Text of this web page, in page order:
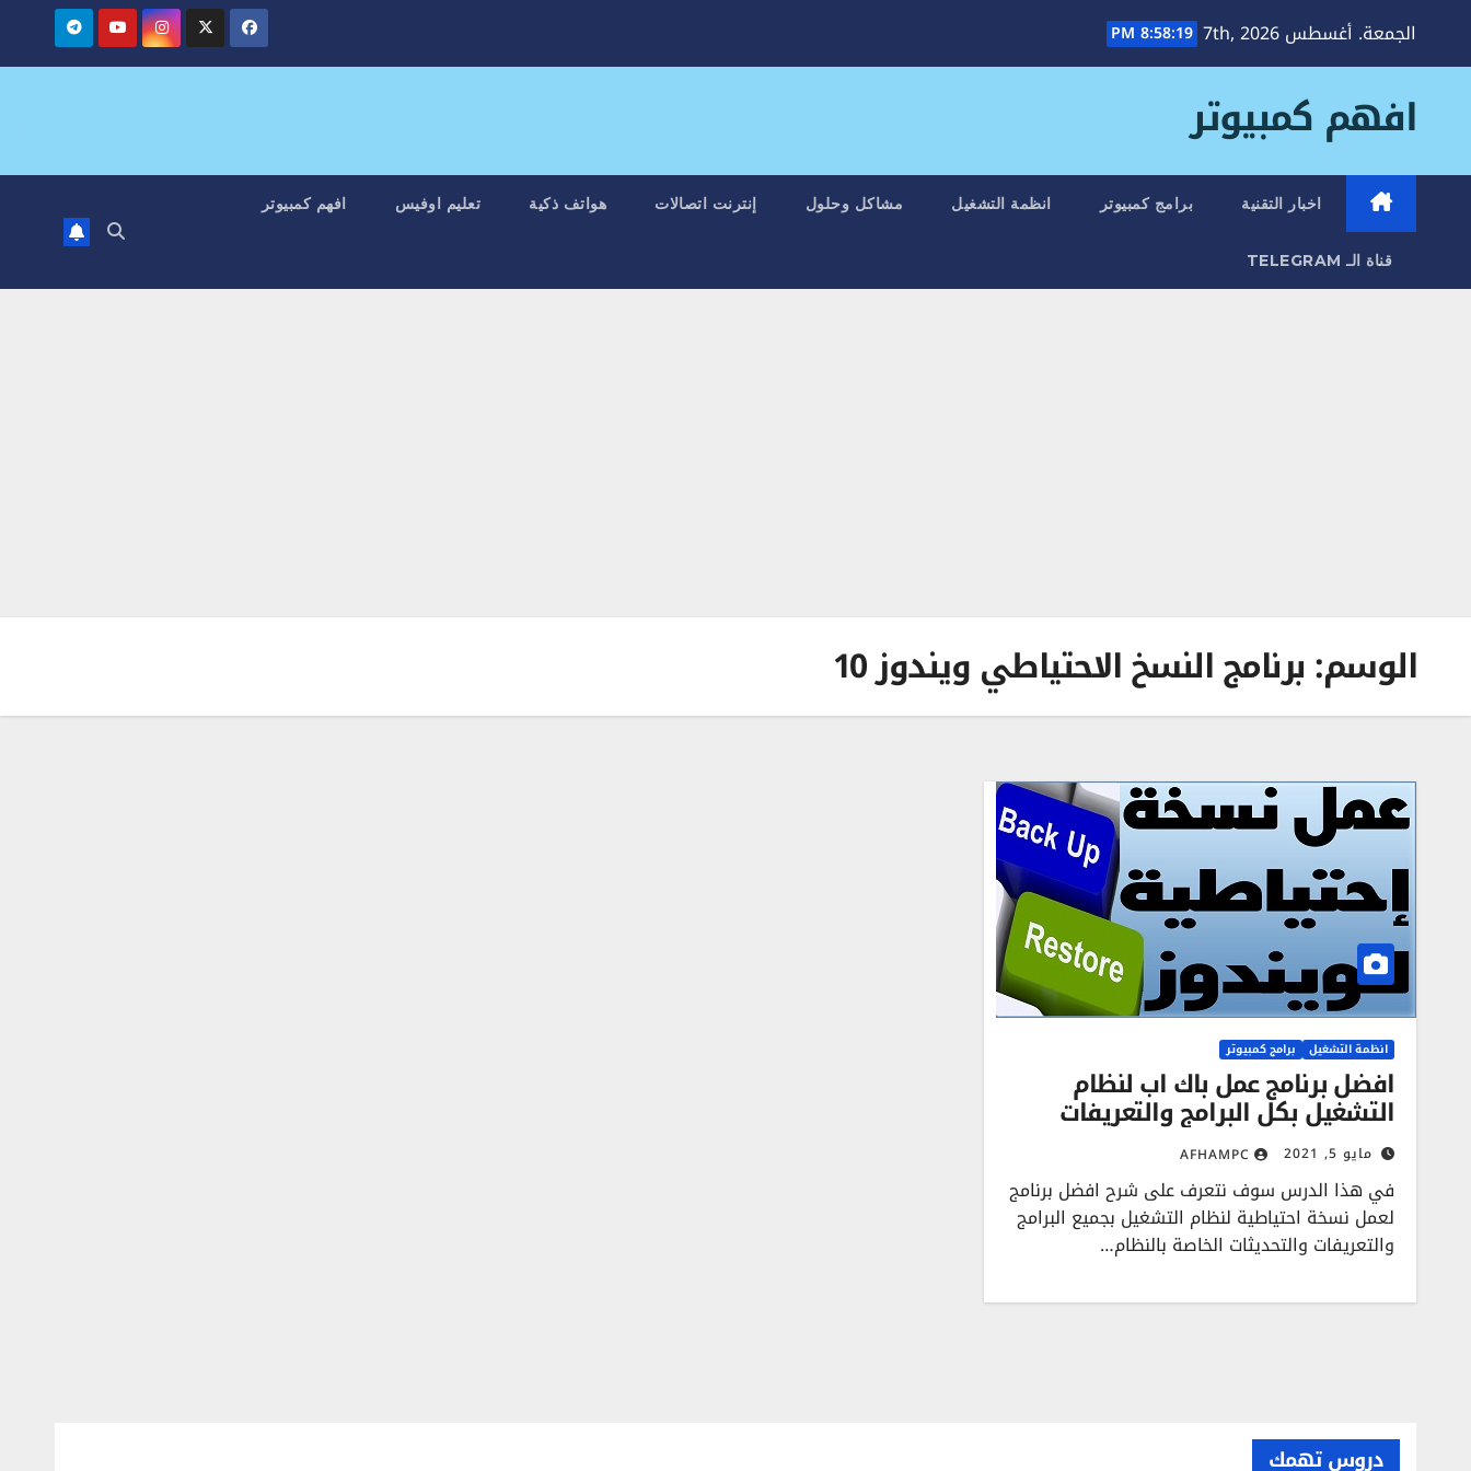
الجمعة. أغسطس 7th, 2026 8:58:19 PM
افهم كمبيوتر
اخبار التقنية برامج كمبيوتر انظمة التشغيل مشاكل وحلول إنترنت اتصالات هواتف ذكية تعليم اوفيس افهم كمبيوتر
قناة الـ TELEGRAM
الوسم:برنامج النسخ الاحتياطي ويندوز 10
انظمة التشغيل برامج كمبيوتر
افضل برنامج عمل باك اب لنظام
التشغيل بكل البرامج والتعريفات
مايو 5, 2021 AFHAMPC
في هذا الدرس سوف نتعرف على شرح افضل برنامج
لعمل نسخة احتياطية لنظام التشغيل بجميع البرامج
والتعريفات والتحديثات الخاصة بالنظام…
دروس تهمك